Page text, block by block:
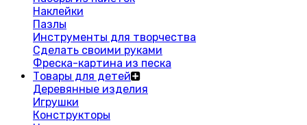
Наклейки
Пазлы
Инструменты для творчества
Сделать своими руками
Фреска-картина из песка
Товары для детей
Деревянные изделия
Игрушки
Конструкторы